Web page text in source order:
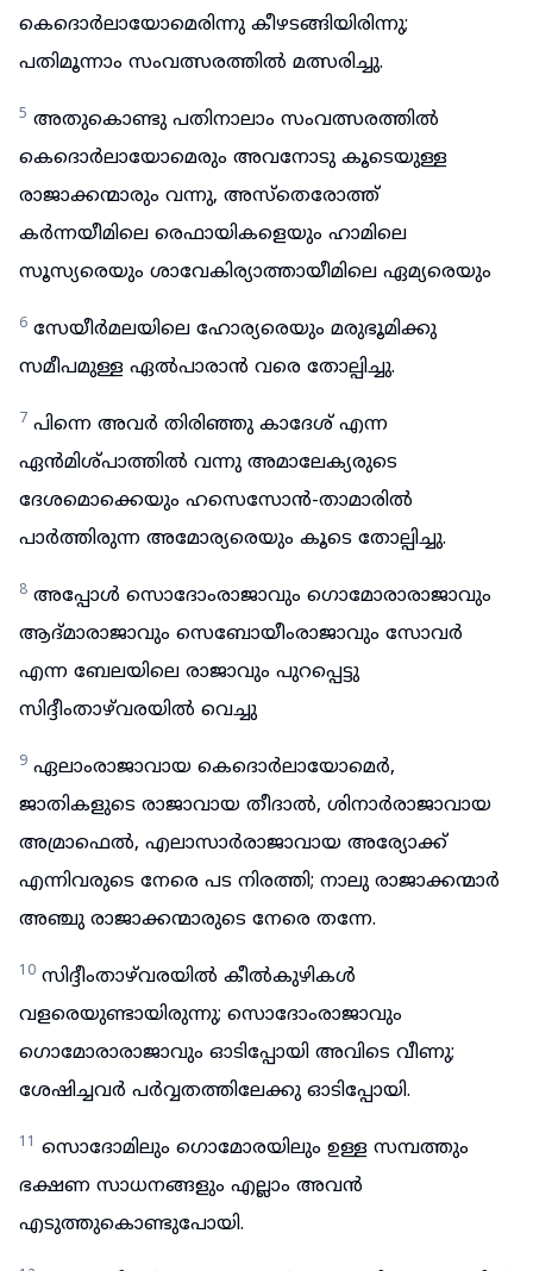
കെദൊർലായോമെരിന്നു കീഴടങ്ങിയിരിന്നു;
പതിമൂന്നാം സംവത്സരത്തിൽ മത്സരിച്ചു.
5 അതുകൊണ്ടു പതിനാലാം സംവത്സരത്തിൽ
കെദൊർലായോമെരും അവനോടു കൂടെയുള്ള
രാജാക്കന്മാരും വന്നു, അസ്തെരോത്ത്
കർന്നയീമിലെ രെഫായികളെയും ഹാമിലെ
സൂസ്യരെയും ശാവേകിര്യാത്തായീമിലെ ഏമ്യരെയും
6 സേയീർമലയിലെ ഹോര്യരെയും മരുഭൂമിക്കു
സമീപമുള്ള ഏൽപാരാൻ വരെ തോല്പിച്ചു.
7 പിന്നെ അവർ തിരിഞ്ഞു കാദേശ് എന്ന
ഏൻമിശ്പാത്തിൽ വന്നു അമാലേക്യരുടെ
ദേശമൊക്കെയും ഹസെസോൻ-താമാരിൽ
പാർത്തിരുന്ന അമോര്യരെയും കൂടെ തോല്പിച്ചു.
8 അപ്പോൾ സൊദോംരാജാവും ഗൊമോരാരാജാവും
ആദ്മാരാജാവും സെബോയീംരാജാവും സോവർ
എന്ന ബേലയിലെ രാജാവും പുറപ്പെട്ടു
സിദ്ദീംതാഴ്‌വരയിൽ വെച്ചു
9 ഏലാംരാജാവായ കെദൊർലായോമെർ,
ജാതികളുടെ രാജാവായ തീദാൽ, ശിനാർരാജാവായ
അമ്രാഫെൽ, എലാസാർരാജാവായ അര്യോക്ക്
എന്നിവരുടെ നേരെ പട നിരത്തി; നാലു രാജാക്കന്മാർ
അഞ്ചു രാജാക്കന്മാരുടെ നേരെ തന്നേ.
10 സിദ്ദീംതാഴ്‌വരയിൽ കീൽകുഴികൾ
വളരെയുണ്ടായിരുന്നു; സൊദോംരാജാവും
ഗൊമോരാരാജാവും ഓടിപ്പോയി അവിടെ വീണു;
ശേഷിച്ചവർ പർവ്വതത്തിലേക്കു ഓടിപ്പോയി.
11 സൊദോമിലും ഗൊമോരയിലും ഉള്ള സമ്പത്തും
ഭക്ഷണ സാധനങ്ങളും എല്ലാം അവൻ
എടുത്തുകൊണ്ടുപോയി.